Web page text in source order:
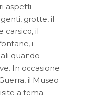
aspetti
grotte, il
carsico, il
i
quando
In occasione
il Museo
a tema